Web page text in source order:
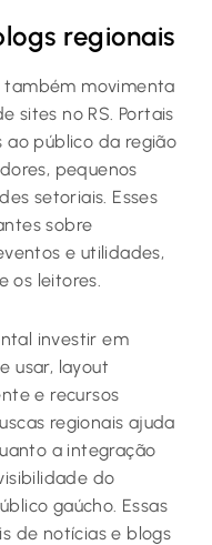
regionais
movimenta
sites no RS. Portais
ao público da região
pequenos
setoriais. Esses
sobre
e utilidades,
os leitores.
investir em
usar, layout
e recursos
regionais ajuda
a integração
do
gaúcho. Essas
de notícias e blogs